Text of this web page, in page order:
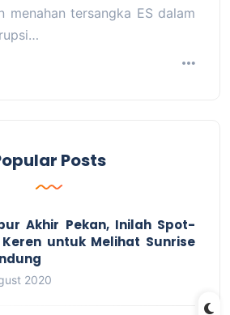
menahan tersangka ES dalam
Posts
Akhir Pekan, Inilah Spot-
untuk Melihat Sunrise
2020